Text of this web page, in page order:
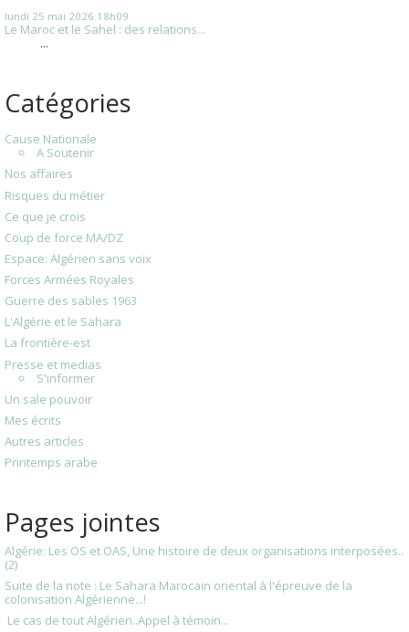
lundi 25 mai 2026 18h09
Le Maroc et le Sahel : des relations...
...
Catégories
Cause Nationale
A Soutenir
Nos affaires
Risques du métier
Ce que je crois
Coup de force MA/DZ
Espace: Algérien sans voix
Forces Armées Royales
Guerre des sables 1963
L'Algérie et le Sahara
La frontière-est
Presse et medias
S'informer
Un sale pouvoir
Mes écrits
Autres articles
Printemps arabe
Pages jointes
Algérie: Les OS et OAS, Une histoire de deux organisations interposées..
(2)
Suite de la note : Le Sahara Marocain oriental à l'épreuve de la
colonisation Algérienne...!
Le cas de tout Algérien..Appel à témoin...